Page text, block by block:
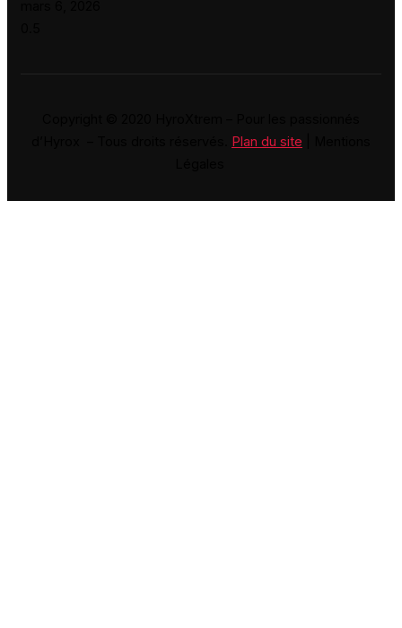
Plan du site